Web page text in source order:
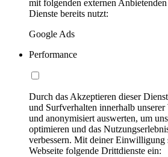
mit folgenden externen
Dienste bereits nutzt:
Google Ads
Performance
Durch das Akzeptieren dieser
und Surfverhalten innerhalb
und anonymisiert auswerten, um
optimieren und das
verbessern. Mit deiner Einwilligung
Webseite folgende Drittdienste ein: